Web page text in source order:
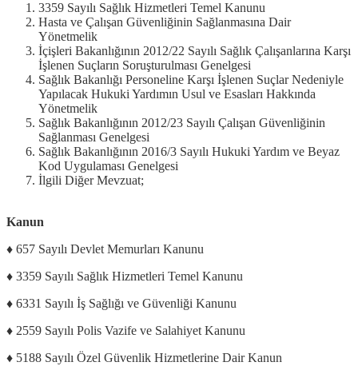
3359 Sayılı Sağlık Hizmetleri Temel Kanunu
Hasta ve Çalışan Güvenliğinin Sağlanmasına Dair
Yönetmelik
İçişleri Bakanlığının 2012/22 Sayılı Sağlık Çalışanlarına Karşı
İşlenen Suçların Soruşturulması Genelgesi
Sağlık Bakanlığı Personeline Karşı İşlenen Suçlar Nedeniyle
Yapılacak Hukuki Yardımın Usul ve Esasları Hakkında
Yönetmelik
Sağlık Bakanlığının 2012/23 Sayılı Çalışan Güvenliğinin
Sağlanması Genelgesi
Sağlık Bakanlığının 2016/3 Sayılı Hukuki Yardım ve Beyaz
Kod Uygulaması Genelgesi
İlgili Diğer Mevzuat;
Kanun
♦ 657 Sayılı Devlet Memurları Kanunu
♦ 3359 Sayılı Sağlık Hizmetleri Temel Kanunu
♦ 6331 Sayılı İş Sağlığı ve Güvenliği Kanunu
♦ 2559 Sayılı Polis Vazife ve Salahiyet Kanunu
♦ 5188 Sayılı Özel Güvenlik Hizmetlerine Dair Kanun